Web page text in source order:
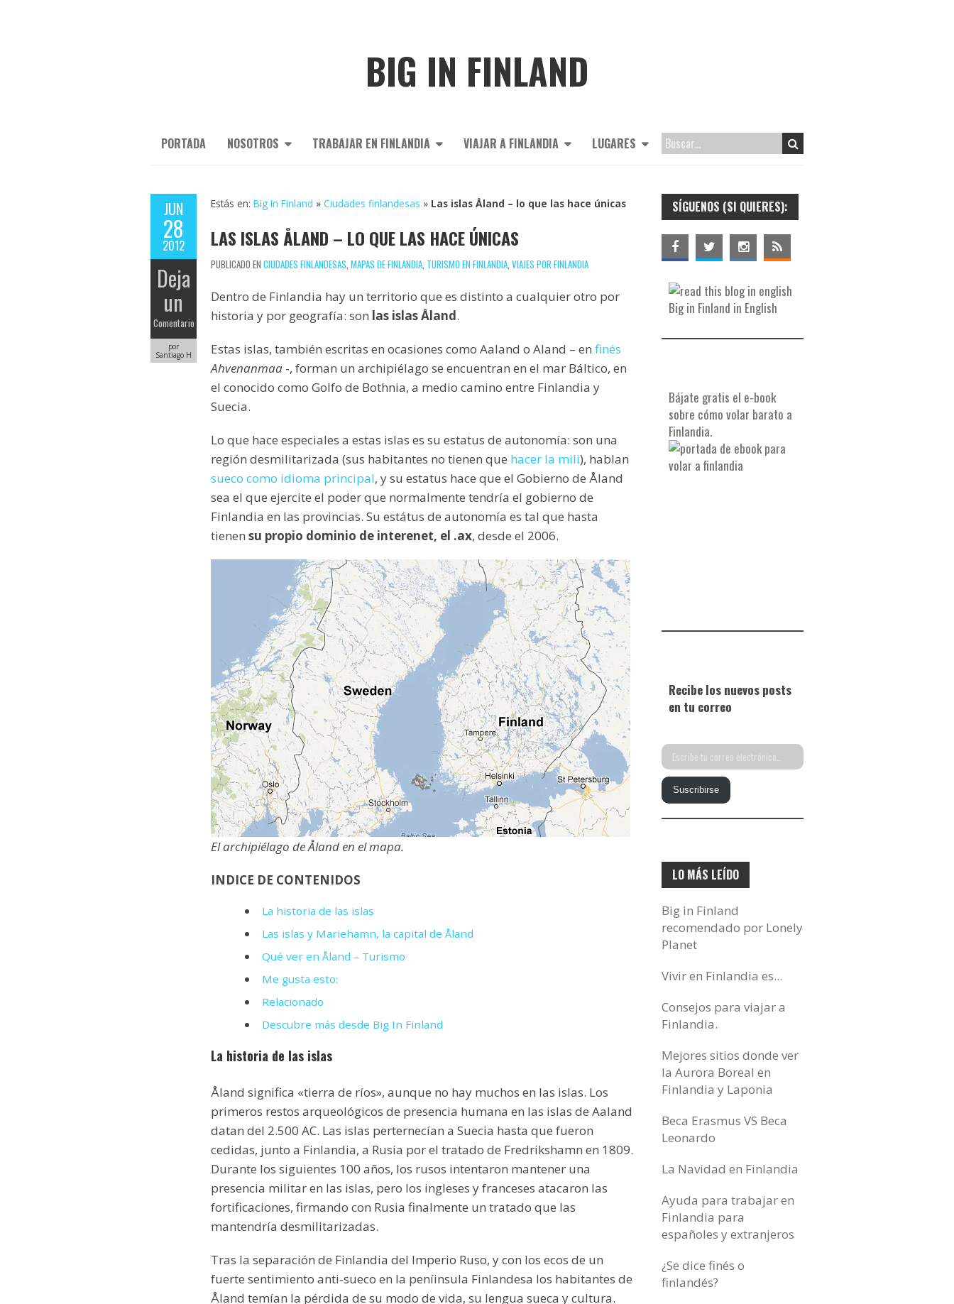
BIG IN FINLAND
PORTADA NOSOTROS TRABAJAR EN FINLANDIA VIAJAR A FINLANDIA LUGARES
JUN
28
2012
Deja
un
Comentario
por
Santiago H
Estás en: Big In Finland » Ciudades finlandesas » Las islas Åland – lo que las hace únicas
LAS ISLAS ÅLAND – LO QUE LAS HACE ÚNICAS
PUBLICADO EN CIUDADES FINLANDESAS MAPAS DE FINLANDIA TURISMO EN FINLANDIA VIAJES POR FINLANDIA
Dentro de Finlandia hay un territorio que es distinto a cualquier otro por
historia y por geografía: son las islas Åland.
Estas islas, también escritas en ocasiones como Aaland o Aland – en finés
Ahvenanmaa -, forman un archipiélago se encuentran en el mar Báltico, en
el conocido como Golfo de Bothnia, a medio camino entre Finlandia y
Suecia.
Lo que hace especiales a estas islas es su estatus de autonomía: son una
región desmilitarizada (sus habitantes no tienen que hacer la mili), hablan
sueco como idioma principal, y su estatus hace que el Gobierno de Åland
sea el que ejercite el poder que normalmente tendría el gobierno de
Finlandia en las provincias. Su estátus de autonomía es tal que hasta
tienen su propio dominio de interenet, el .ax, desde el 2006.
El archipiélago de Åland en el mapa.
INDICE DE CONTENIDOS
La historia de las islas
Las islas y Mariehamn, la capital de Åland
Qué ver en Åland – Turismo
Me gusta esto:
Relacionado
Descubre más desde Big In Finland
La historia de las islas
Åland significa «tierra de ríos», aunque no hay muchos en las islas. Los
primeros restos arqueológicos de presencia humana en las islas de Aaland
datan del 2.500 AC. Las islas perternecían a Suecia hasta que fueron
cedidas, junto a Finlandia, a Rusia por el tratado de Fredrikshamn en 1809.
Durante los siguientes 100 años, los rusos intentaron mantener una
presencia militar en las islas, pero los ingleses y franceses atacaron las
fortificaciones, firmando con Rusia finalmente un tratado que las
mantendría desmilitarizadas.
Tras la separación de Finlandia del Imperio Ruso, y con los ecos de un
fuerte sentimiento anti-sueco en la peníinsula Finlandesa los habitantes de
Åland temían la pérdida de su modo de vida, su lengua sueca y cultura.
SÍGUENOS (SI QUIERES):
Big in Finland in English
Bájate gratis el e-book
sobre cómo volar barato a
Finlandia.
Recibe los nuevos posts
en tu correo
Escribe
tu
correo
electrónico…
Suscribirse
LO MÁS LEÍDO
Big in Finland
recomendado por Lonely
Planet
Vivir en Finlandia es...
Consejos para viajar a
Finlandia.
Mejores sitios donde ver
la Aurora Boreal en
Finlandia y Laponia
Beca Erasmus VS Beca
Leonardo
La Navidad en Finlandia
Ayuda para trabajar en
Finlandia para
españoles y extranjeros
¿Se dice finés o
finlandés?